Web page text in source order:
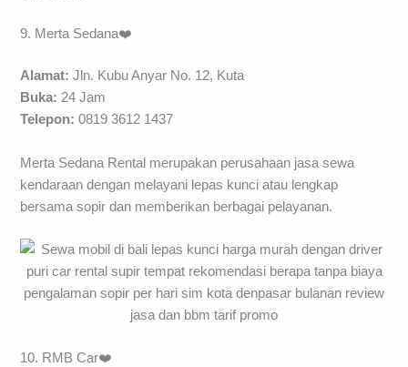
9. Merta Sedana❤️
Alamat: Jln. Kubu Anyar No. 12, Kuta
Buka: 24 Jam
Telepon: 0819 3612 1437
Merta Sedana Rental merupakan perusahaan jasa sewa
kendaraan dengan melayani lepas kunci atau lengkap
bersama sopir dan memberikan berbagai pelayanan.
10. RMB Car❤️